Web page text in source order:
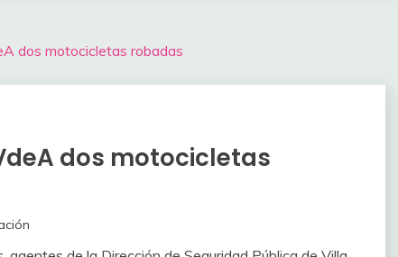
dos motocicletas robadas
dos motocicletas